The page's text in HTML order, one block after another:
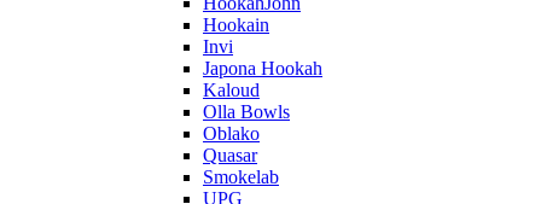
Hookain
Invi
Japona Hookah
Kaloud
Olla Bowls
Oblako
Quasar
Smokelab
UPG